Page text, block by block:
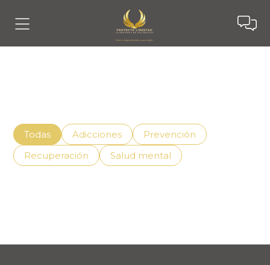
Todas Adicciones
Prevención
Recuperación
Salud mental